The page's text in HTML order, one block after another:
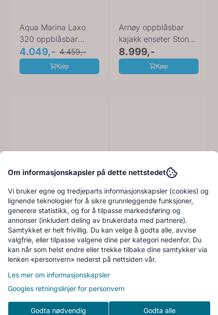
Aqua Marina Laxo
320 oppblåsbar
Kajakk
4.049,- 4.459,-
Kjøp
Arnøy oppblåsbar
kajakk enseter Stone
River 350 70602
8.999,-
Kjøp
Om informasjonskapsler på dette nettstedet
Vi bruker egne og tredjeparts informasjonskapsler (cookies) og
lignende teknologier for å sikre grunnleggende funksjoner,
generere statistikk, og for å tilpasse markedsføring og
annonser (inkludert deling av brukerdata med partnere).
Samtykket er helt frivillig. Du kan velge å godta alle, avvise
valgfrie, eller tilpasse valgene dine per kategori nedenfor. Du
kan når som helst endre eller trekke tilbake dine samtykker via
lenken «personvern» nederst på nettsiden vår.
Les mer om informasjonskapsler
Googles retningslinjer for personvern
Godta nødvendig Godta alle